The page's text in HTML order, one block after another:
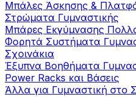
Μπάλες Άσκησης &
Στρώματα Γυμναστικής
Μπάρες Εκγύμνασης
Φορητά Συστήματα
Σχοινάκια
Έξυπνα Βοηθήματα
Power Racks και Βάσεις
Άλλα για Γυμναστική στο